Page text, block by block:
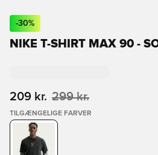
-30%
NIKE T-SHIRT MAX 90 -
209 kr. 299 kr.
TILGÆNGELIGE FARVER